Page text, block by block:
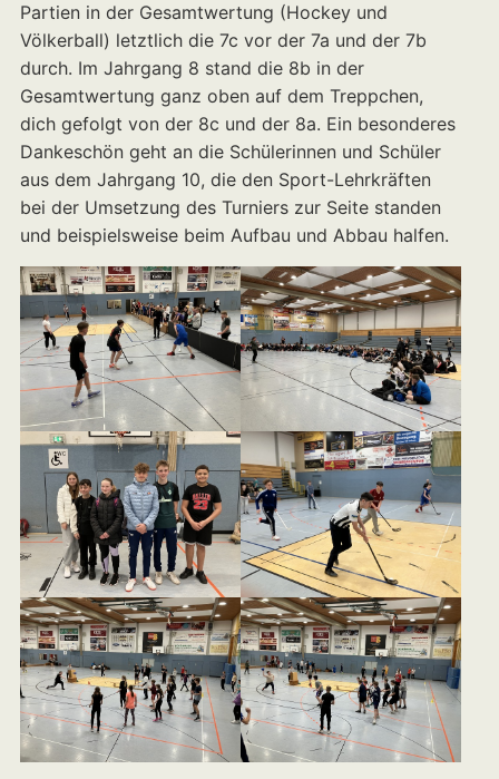
Partien in der Gesamtwertung (Hockey und
Völkerball) letztlich die 7c vor der 7a und der 7b
durch. Im Jahrgang 8 stand die 8b in der
Gesamtwertung ganz oben auf dem Treppchen,
dich gefolgt von der 8c und der 8a. Ein besonderes
Dankeschön geht an die Schülerinnen und Schüler
aus dem Jahrgang 10, die den Sport-Lehrkräften
bei der Umsetzung des Turniers zur Seite standen
und beispielsweise beim Aufbau und Abbau halfen.